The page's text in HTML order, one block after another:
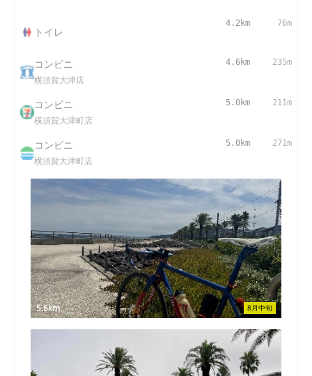
トイレ
4.2km 76m
コンビニ
横須賀大津店
4.6km 235m
コンビニ
横須賀大津町店
5.0km 211m
コンビニ
横須賀大津町店
5.0km 271m
8月中旬
5.6km